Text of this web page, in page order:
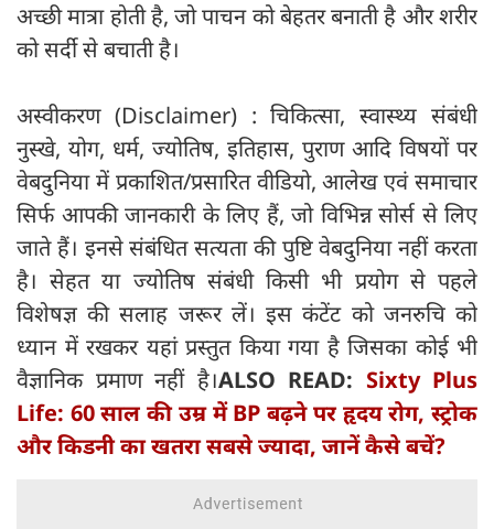
अच्छी मात्रा होती है, जो पाचन को बेहतर बनाती है और शरीर
को सर्दी से बचाती है।
अस्वीकरण (Disclaimer) : चिकित्सा, स्वास्थ्य संबंधी
नुस्खे, योग, धर्म, ज्योतिष, इतिहास, पुराण आदि विषयों पर
वेबदुनिया में प्रकाशित/प्रसारित वीडियो, आलेख एवं समाचार
सिर्फ आपकी जानकारी के लिए हैं, जो विभिन्न सोर्स से लिए
जाते हैं। इनसे संबंधित सत्यता की पुष्टि वेबदुनिया नहीं करता
है। सेहत या ज्योतिष संबंधी किसी भी प्रयोग से पहले
विशेषज्ञ की सलाह जरूर लें। इस कंटेंट को जनरुचि को
ध्यान में रखकर यहां प्रस्तुत किया गया है जिसका कोई भी
वैज्ञानिक प्रमाण नहीं है।ALSO READ: Sixty Plus
Life: 60 साल की उम्र में BP बढ़ने पर हृदय रोग, स्ट्रोक
और किडनी का खतरा सबसे ज्यादा, जानें कैसे बचें?